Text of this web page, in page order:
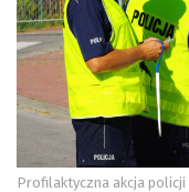
Profilaktyczna akcja